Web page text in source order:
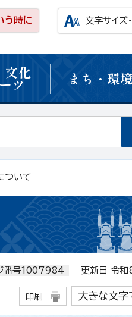
う時に 文字サイズ
文化
ツ まち・環
ついて
番号1007984 更新日 令和
印刷 大きな文字